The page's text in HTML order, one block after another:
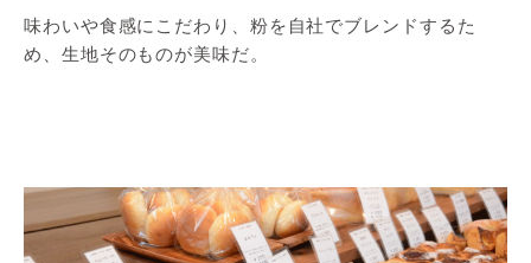
味わいや食感にこだわり、粉を自社でブレンドするた
め、生地そのものが美味だ。